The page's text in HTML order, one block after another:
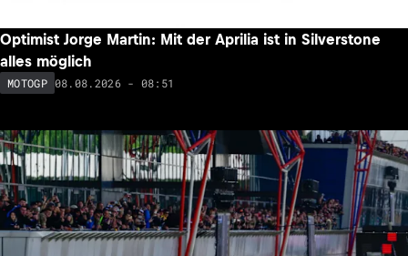
Optimist Jorge Martin: Mit der Aprilia ist in Silverstone
alles möglich
MOTOGP 08.08.2026 - 08:51